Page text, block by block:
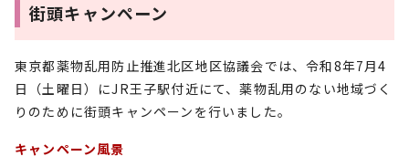
街頭キャンペーン
東京都薬物乱用防止推進北区地区協議会では、令和8年7月4
日（土曜日）にJR王子駅付近にて、薬物乱用のない地域づく
りのために街頭キャンペーンを行いました。
キャンペーン風景